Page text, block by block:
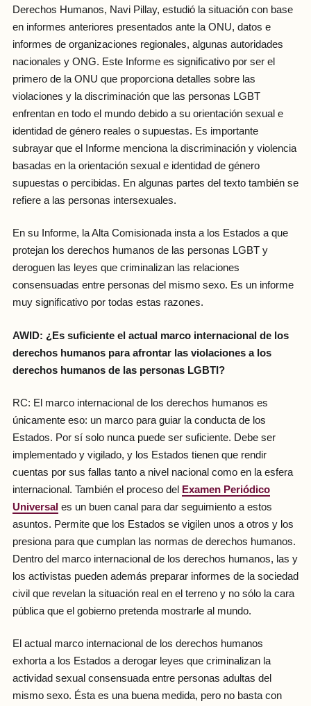
Derechos Humanos, Navi Pillay, estudió la situación con base
en informes anteriores presentados ante la ONU, datos e
informes de organizaciones regionales, algunas autoridades
nacionales y ONG. Este Informe es significativo por ser el
primero de la ONU que proporciona detalles sobre las
violaciones y la discriminación que las personas LGBT
enfrentan en todo el mundo debido a su orientación sexual e
identidad de género reales o supuestas. Es importante
subrayar que el Informe menciona la discriminación y violencia
basadas en la orientación sexual e identidad de género
supuestas o percibidas. En algunas partes del texto también se
refiere a las personas intersexuales.
En su Informe, la Alta Comisionada insta a los Estados a que
protejan los derechos humanos de las personas LGBT y
deroguen las leyes que criminalizan las relaciones
consensuadas entre personas del mismo sexo. Es un informe
muy significativo por todas estas razones.
AWID: ¿Es suficiente el actual marco internacional de los
derechos humanos para afrontar las violaciones a los
derechos humanos de las personas LGBTI?
RC: El marco internacional de los derechos humanos es
únicamente eso: un marco para guiar la conducta de los
Estados. Por sí solo nunca puede ser suficiente. Debe ser
implementado y vigilado, y los Estados tienen que rendir
cuentas por sus fallas tanto a nivel nacional como en la esfera
internacional. También el proceso del
Examen Periódico
Universal es un buen canal para dar seguimiento a estos
asuntos. Permite que los Estados se vigilen unos a otros y los
presiona para que cumplan las normas de derechos humanos.
Dentro del marco internacional de los derechos humanos, las y
los activistas pueden además preparar informes de la sociedad
civil que revelan la situación real en el terreno y no sólo la cara
pública que el gobierno pretenda mostrarle al mundo.
El actual marco internacional de los derechos humanos
exhorta a los Estados a derogar leyes que criminalizan la
actividad sexual consensuada entre personas adultas del
mismo sexo. Ésta es una buena medida, pero no basta con